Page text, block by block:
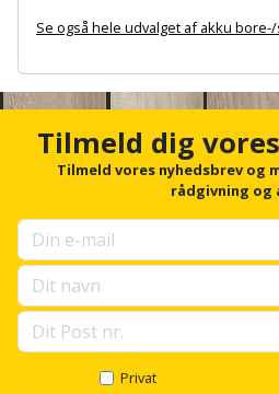
tagplader
Terrassebrædder
Terrasseopklodsning
til
byggeri
Træ
Vinduer
Profilsaks
Reb
og
snor
Renseservietter
wipes
Sækkelukker
Saks
Kantlimer
Kantlimertilbehør
geringssav
Kerneboremaskine
Klammepistol
Klippeværktøj
Kombokit
Hylder
Jagt
og
fritid
Kaffe
Klæbesøm
Køkkenudstyr
Se også hele udvalget af akku
c
r
u
p
s
e
l
l
Tilmeld dig
Tilmeld vores nyhedsbrev og
rådgivning og
Privat